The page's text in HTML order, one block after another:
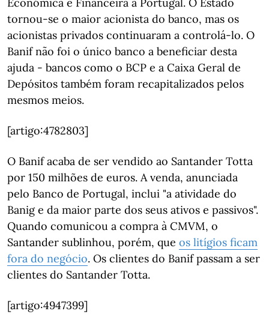
tornou-se o maior acionista do banco, mas os
acionistas privados continuaram a controlá-lo. O
Banif não foi o único banco a beneficiar desta
ajuda - bancos como o BCP e a Caixa Geral de
Depósitos também foram recapitalizados pelos
mesmos meios.
[artigo:4782803]
O Banif acaba de ser vendido ao Santander Totta
por 150 milhões de euros. A venda, anunciada
pelo Banco de Portugal, inclui "a atividade do
Banig e da maior parte dos seus ativos e passivos".
Quando comunicou a compra à CMVM, o
Santander sublinhou, porém, que os litígios ficam
fora do negócio. Os clientes do Banif passam a ser
clientes do Santander Totta.
[artigo:4947399]